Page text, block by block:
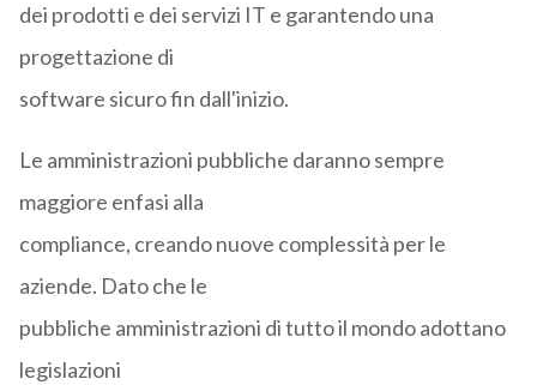
dei prodotti e dei servizi IT e garantendo una
progettazione di
software sicuro fin dall'inizio.
Le amministrazioni pubbliche daranno sempre
maggiore enfasi alla
compliance, creando nuove complessità per le
aziende. Dato che le
pubbliche amministrazioni di tutto il mondo adottano
legislazioni